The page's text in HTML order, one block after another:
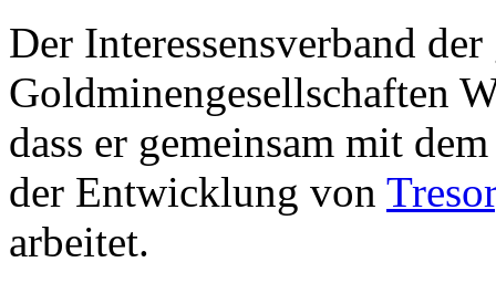
Der Interessensverband
Goldminengesellschaften
dass er gemeinsam mit
der Entwicklung von
arbeitet.